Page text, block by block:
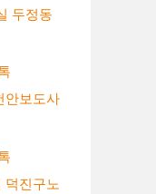
두정동
보도사
진구노